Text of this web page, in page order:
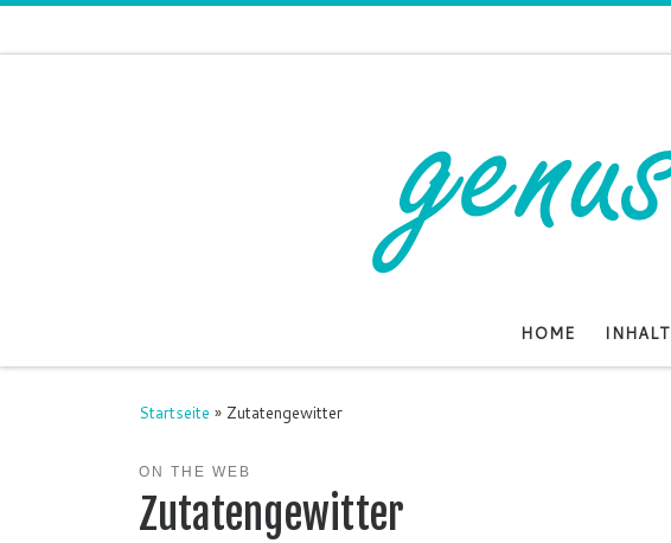
HOME INHALT
Startseite » Zutatengewitter
ON THE WEB
Zutatengewitter